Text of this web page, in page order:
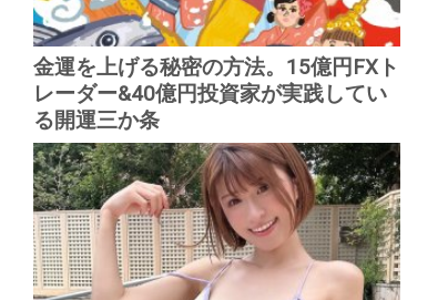
金運を上げる秘密の方法。15億円FXト
レーダー&40億円投資家が実践してい
る開運三か条